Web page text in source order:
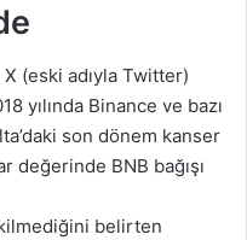
(eski adıyla Twitter)
yılında Binance ve bazı
son dönem kanser
değerinde BNB bağışı
belirten